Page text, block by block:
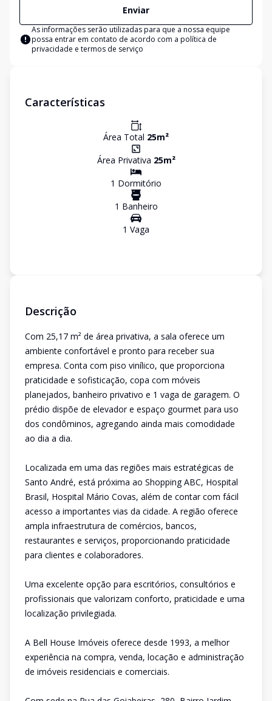
Enviar
As informações serão utilizadas para que a nossa equipe
possa entrar em contato de acordo com a política de
privacidade e termos de serviço
Características
Área Total 25m²
Área Privativa 25m²
1 Dormitório
1 Banheiro
1 Vaga
Descrição
Com 25,17 m² de área privativa, a sala oferece um
ambiente confortável e pronto para receber sua
empresa. Conta com piso vinílico, que proporciona
praticidade e sofisticação, copa com móveis
planejados, banheiro privativo e 1 vaga de garagem. O
prédio dispõe de elevador e espaço gourmet para uso
dos condôminos, agregando ainda mais comodidade
ao dia a dia.
Localizada em uma das regiões mais estratégicas de
Santo André, está próxima ao Shopping ABC, Hospital
Brasil, Hospital Mário Covas, além de contar com fácil
acesso a importantes vias da cidade. A região oferece
ampla infraestrutura de comércios, bancos,
restaurantes e serviços, proporcionando praticidade
para clientes e colaboradores.
Uma excelente opção para escritórios, consultórios e
profissionais que valorizam conforto, praticidade e uma
localização privilegiada.
A Bell House Imóveis oferece desde 1993, a melhor
experiência na compra, venda, locação e administração
de imóveis residenciais e comerciais.